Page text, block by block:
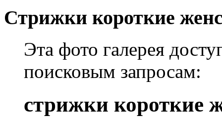
Стрижки короткие
Эта фото галерея
поисковым запросам:
стрижки короткие